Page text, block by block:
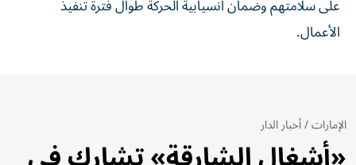
على سلامتهم وضمان انسيابية الحركة طوال فترة تنفيذ
الأعمال.
الإمارات/أخبار الدار